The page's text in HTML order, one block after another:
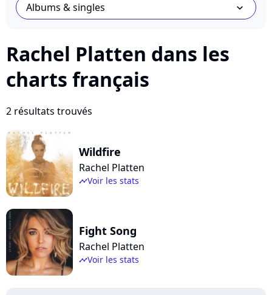
Albums & singles chevron_bot
Rachel Platten dans les
charts français
2 résultats trouvés
Wildfire
Rachel Platten
timelineVoir les stats
Fight Song
Rachel Platten
timelineVoir les stats